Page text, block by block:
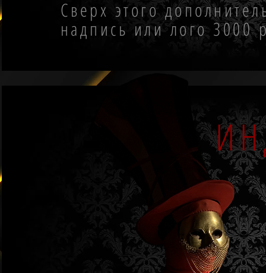
Сверх этого
надпись или лого 3000